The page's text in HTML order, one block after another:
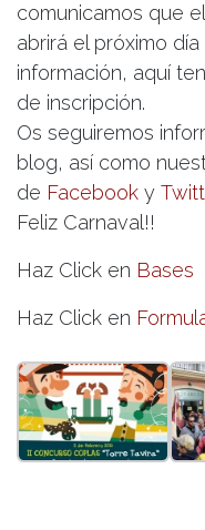
comunicamos que
abrirá el próximo
información, aquí
de inscripción.
Os seguiremos
blog, así como
de Facebook y
Feliz Carnaval!!
Haz Click en Bases
Haz Click en